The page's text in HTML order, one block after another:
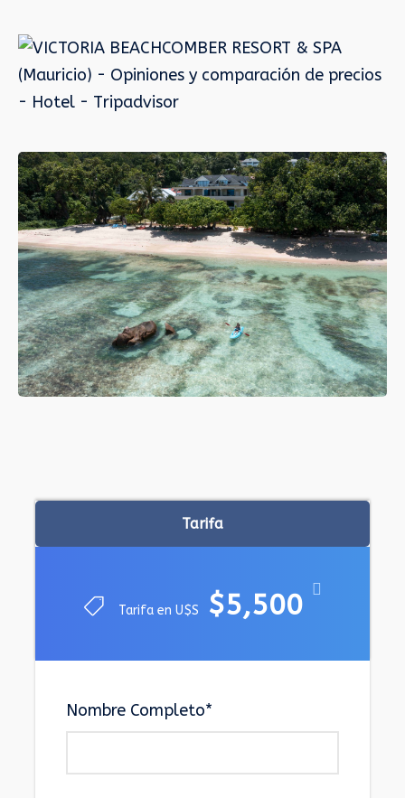
Tarifa
Tarifa en U$S $5,500
Nombre Completo*